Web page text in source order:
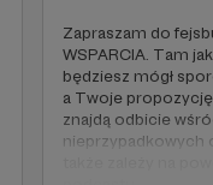
Zapraszam do
WSPARCIA. Tam
będziesz mógł
a Twoje
znajdą odbicie
nieprzypadkowych